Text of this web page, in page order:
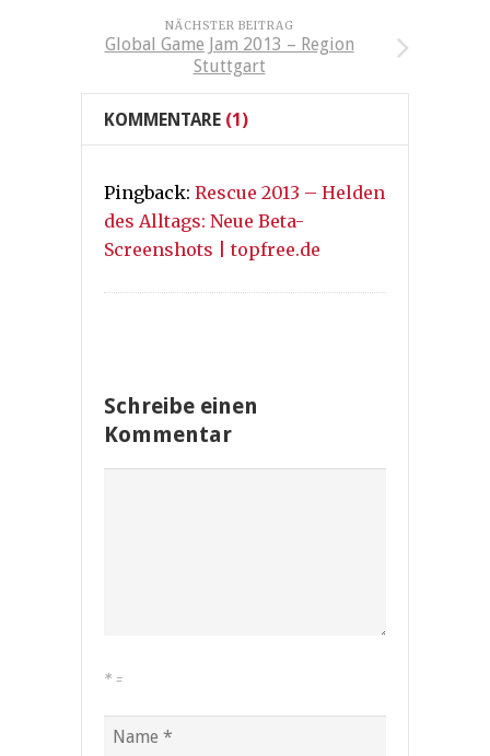
NÄCHSTER BEITRAG
Global Game Jam 2013 – Region
Stuttgart
KOMMENTARE (1)
Pingback: Rescue 2013 – Helden
des Alltags: Neue Beta-
Screenshots | topfree.de
Schreibe einen
Kommentar
* =